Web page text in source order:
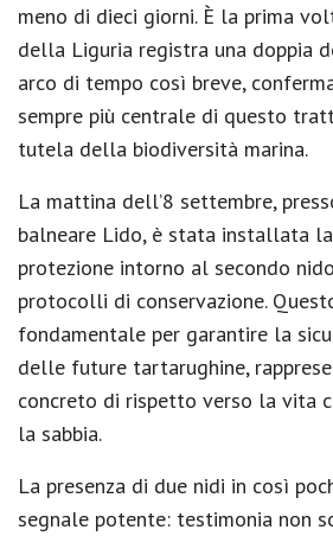
meno di dieci giorni. È la prima
della Liguria registra una doppia
arco di tempo così breve,
sempre più centrale di questo
tutela della biodiversità marina.
La mattina dell’8 settembre,
balneare Lido, è stata installata
protezione intorno al secondo
protocolli di conservazione.
fondamentale per garantire la
delle future tartarughine,
concreto di rispetto verso la vita
la sabbia.
La presenza di due nidi in così
segnale potente: testimonia non